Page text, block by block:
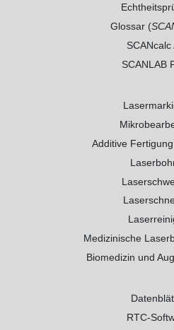
Glossar (
SCANcalc
SCANLAB
Additive
Medizinische
Biomedizin und
RTC-